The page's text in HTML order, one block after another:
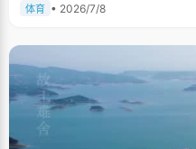
体育 • 2026/7/8